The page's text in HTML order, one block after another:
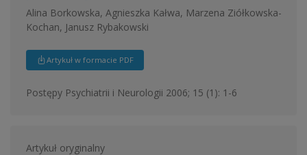
Alina Borkowska, Agnieszka Kałwa, Marzena Ziółkowska-
Kochan, Janusz Rybakowski
Artykuł w formacie PDF
Postępy Psychiatrii i Neurologii 2006; 15 (1): 1-6
Artykuł oryginalny